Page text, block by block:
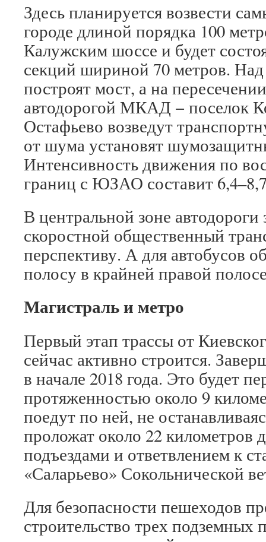
Здесь планируется возвести
городе длиной порядка 100
Калужским шоссе и будет
секций шириной 70 метров.
построят мост, а на
автодорогой МКАД − поселок
Остафьево возведут
от шума установят
Интенсивность движения по
границ с ЮЗАО составит
В центральной зоне
скоростной общественный
перспективу. А для автобусов
полосу в крайней правой
Магистраль и метро
Первый этап трассы от
сейчас активно строится.
в начале 2018 года. Это будет
протяженностью около 9
поедут по ней, не
проложат около 22 километров
подъездами и ответвлением к
«Саларьево» Сокольнической
Для безопасности пешеходов
строительство трех